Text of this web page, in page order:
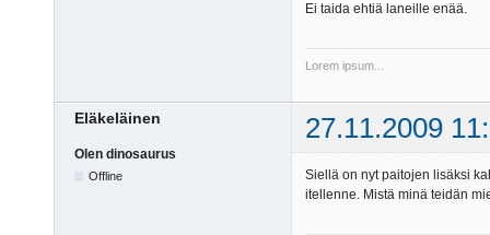
Ei taida ehtiä laneille enää.
Lorem ipsum...
Eläkeläinen 27.11.2009
Olen dinosaurus
Offline
Siellä on nyt paitojen lisäksi
itellenne. Mistä minä teidän